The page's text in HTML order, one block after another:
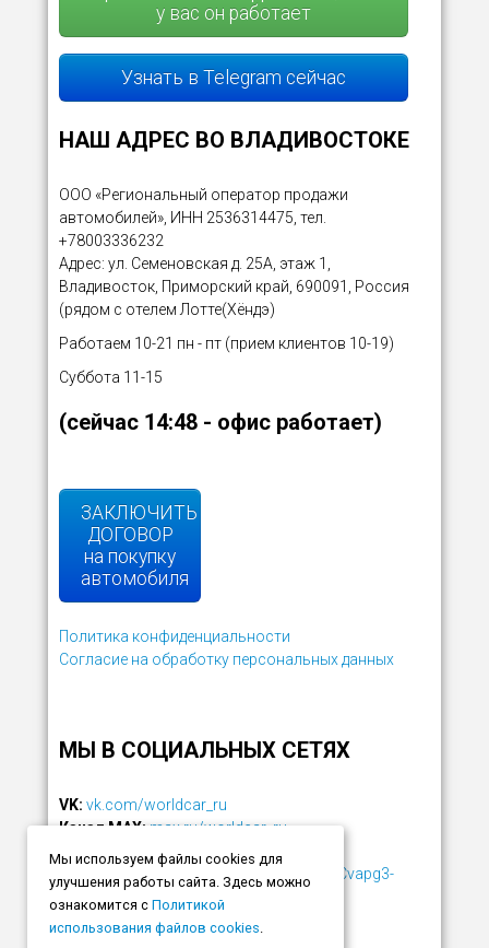
у вас он работает
Узнать в Telegram сейчас
НАШ АДРЕС ВО ВЛАДИВОСТОКЕ
ООО «Региональный оператор продажи
автомобилей», ИНН 2536314475, тел.
+78003336232
Адрес: ул. Семеновская д. 25А, этаж 1,
Владивосток, Приморский край, 690091, Россия
(рядом с отелем Лотте(Хёндэ)
Работаем 10-21 пн - пт (прием клиентов 10-19)
Суббота 11-15
(сейчас 14:48 - офис работает)
ЗАКЛЮЧИТЬ
ДОГОВОР
на покупку
автомобиля
Политика конфиденциальности
Согласие на обработку персональных данных
МЫ В СОЦИАЛЬНЫХ СЕТЯХ
VK: vk.com/worldcar_ru
Канал MAX: max.ru/worldcar_ru
Telegram:
t.me/worldcar_ru
www.youtube.com/channel/UCvapg3-
rZzjFLm7PMeMv2NQ
Мы используем файлы cookies для
улучшения работы сайта. Здесь можно
ознакомится с Политикой
использования файлов cookies.